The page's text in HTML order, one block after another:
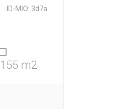
ID-MIO: 3d7a
155 m2